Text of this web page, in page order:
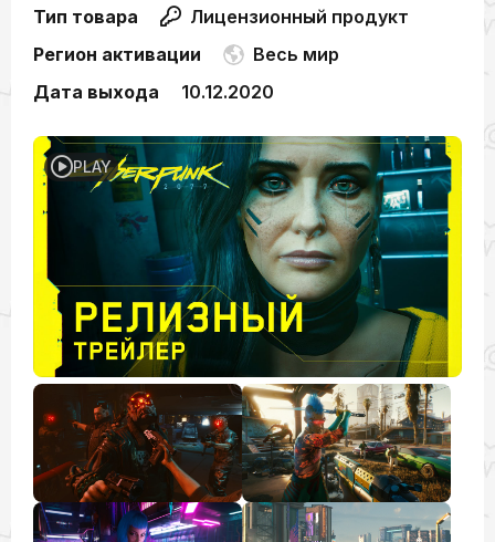
Тип товара
Лицензионный продукт
Регион активации
Весь мир
Дата выхода
10.12.2020
PLAY